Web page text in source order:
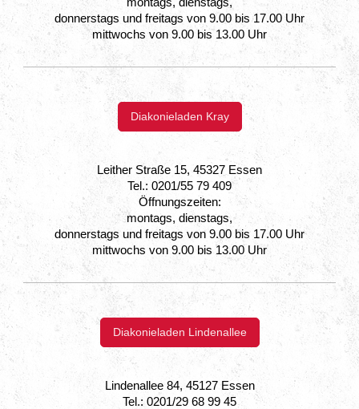
donnerstags und freitags von 9.00 bis 17.00 Uhr
mittwochs von 9.00 bis 13.00 Uhr
Diakonieladen Kray
Leither Straße 15, 45327 Essen
Tel.: 0201/55 79 409
Öffnungszeiten:
montags, dienstags,
donnerstags und freitags von 9.00 bis 17.00 Uhr
mittwochs von 9.00 bis 13.00 Uhr
Diakonieladen Lindenallee
Lindenallee 84, 45127 Essen
Tel.: 0201/29 68 99 45